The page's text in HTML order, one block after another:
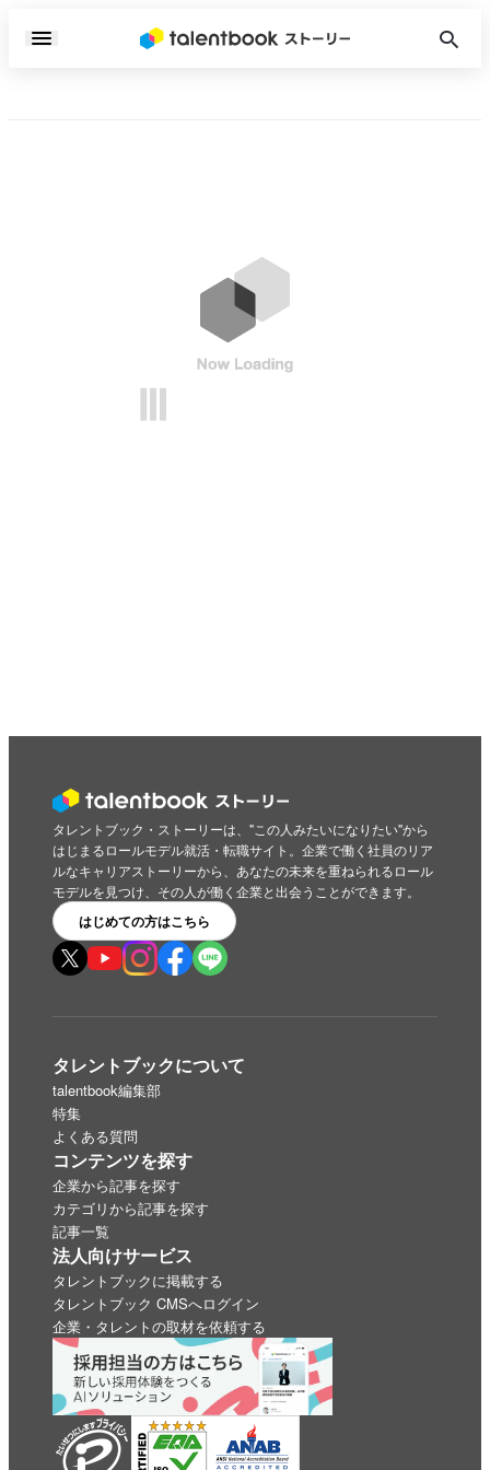
タレントブック・ストーリーは、"この人みたいになりたい"から
はじまるロールモデル就活・転職サイト。企業で働く社員のリア
ルなキャリアストーリーから、あなたの未来を重ねられるロール
モデルを見つけ、その人が働く企業と出会うことができます。
はじめての方はこちら
タレントブックについて
talentbook編集部
特集
よくある質問
コンテンツを探す
企業から記事を探す
カテゴリから記事を探す
記事一覧
法人向けサービス
タレントブックに掲載する
タレントブック CMSへログイン
企業・タレントの取材を依頼する